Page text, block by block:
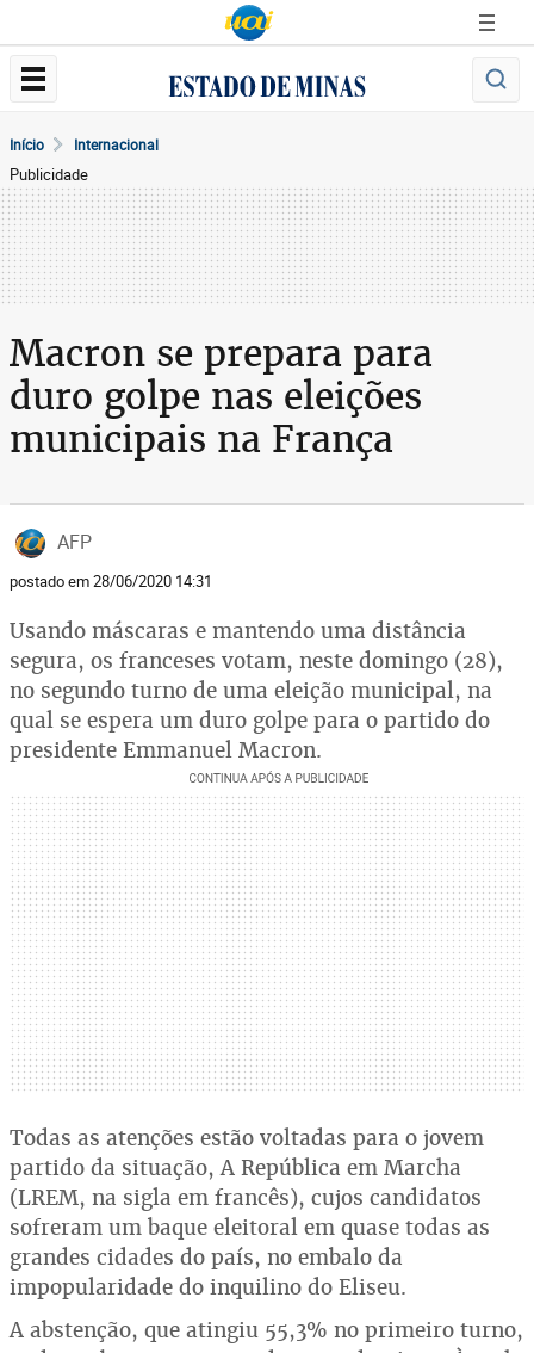
Início Internacional
Publicidade
Macron se prepara para
duro golpe nas eleições
municipais na França
AFP
postado em 28/06/2020 14:31
Usando máscaras e mantendo uma distância
segura, os franceses votam, neste domingo (28),
no segundo turno de uma eleição municipal, na
qual se espera um duro golpe para o partido do
presidente Emmanuel Macron.
Todas as atenções estão voltadas para o jovem
partido da situação, A República em Marcha
(LREM, na sigla em francês), cujos candidatos
sofreram um baque eleitoral em quase todas as
grandes cidades do país, no embalo da
impopularidade do inquilino do Eliseu.
A abstenção, que atingiu 55,3% no primeiro turno,